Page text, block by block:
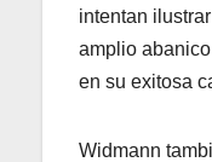
intentan
amplio
en su exitosa
Widmann